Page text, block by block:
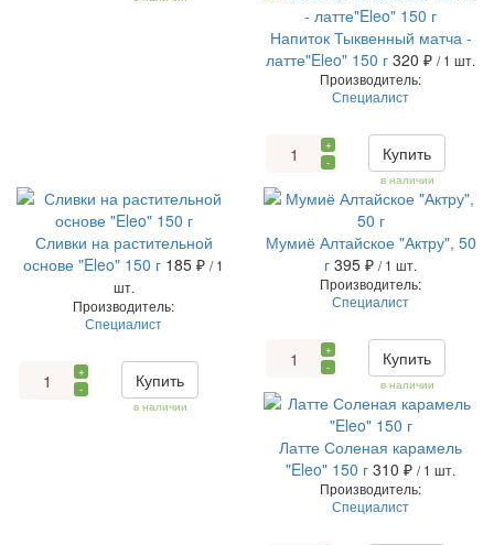
Напиток Тыквенный матча -
латте"Eleo" 150 г 320 ₽ / 1 шт.
Производитель:
Специалист
+
-
Купить
в наличии
Сливки на растительной
основе "Eleo" 150 г 185 ₽ / 1
шт.
Производитель:
Специалист
+
-
Купить
в наличии
Мумиё Алтайское "Актру", 50
г 395 ₽ / 1 шт.
Производитель:
Специалист
+
-
Купить
в наличии
Латте Соленая карамель
"Eleo" 150 г 310 ₽ / 1 шт.
Производитель:
Специалист